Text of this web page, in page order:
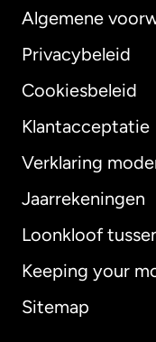
Algemene
Privacybeleid
Cookiesbeleid
Klantacceptatie
Verklaring
Jaarrekeningen
Loonkloof
Keeping your
Sitemap
Australië